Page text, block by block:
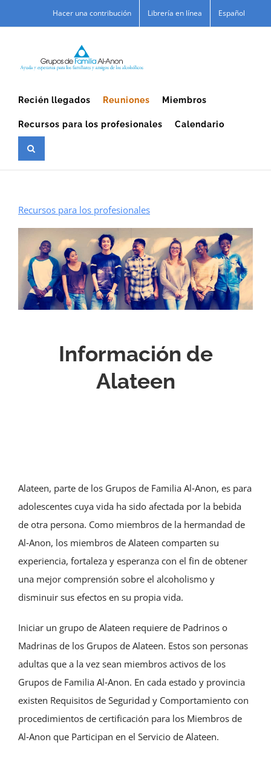
to
Hacer una contribución Librería en línea Español
Recién llegados Reuniones Miembros
Recursos para los profesionales Calendario
Recursos para los profesionales
Información de
Alateen
Alateen, parte de los Grupos de Familia Al‑Anon, es para
adolescentes cuya vida ha sido afectada por la bebida
de otra persona. Como miembros de la hermandad de
Al‑Anon, los miembros de Alateen comparten su
experiencia, fortaleza y esperanza con el fin de obtener
una mejor comprensión sobre el alcoholismo y
disminuir sus efectos en su propia vida.
Iniciar un grupo de Alateen requiere de Padrinos o
Madrinas de los Grupos de Alateen. Estos son personas
adultas que a la vez sean miembros activos de los
Grupos de Familia Al‑Anon. En cada estado y provincia
existen Requisitos de Seguridad y Comportamiento con
procedimientos de certificación para los Miembros de
Al‑Anon que Participan en el Servicio de Alateen.